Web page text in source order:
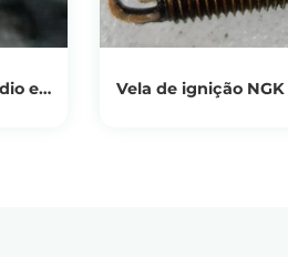
e Vela de ignição